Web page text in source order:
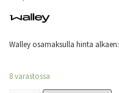
Walley osamaksulla hinta alkaen:
8 varastossa